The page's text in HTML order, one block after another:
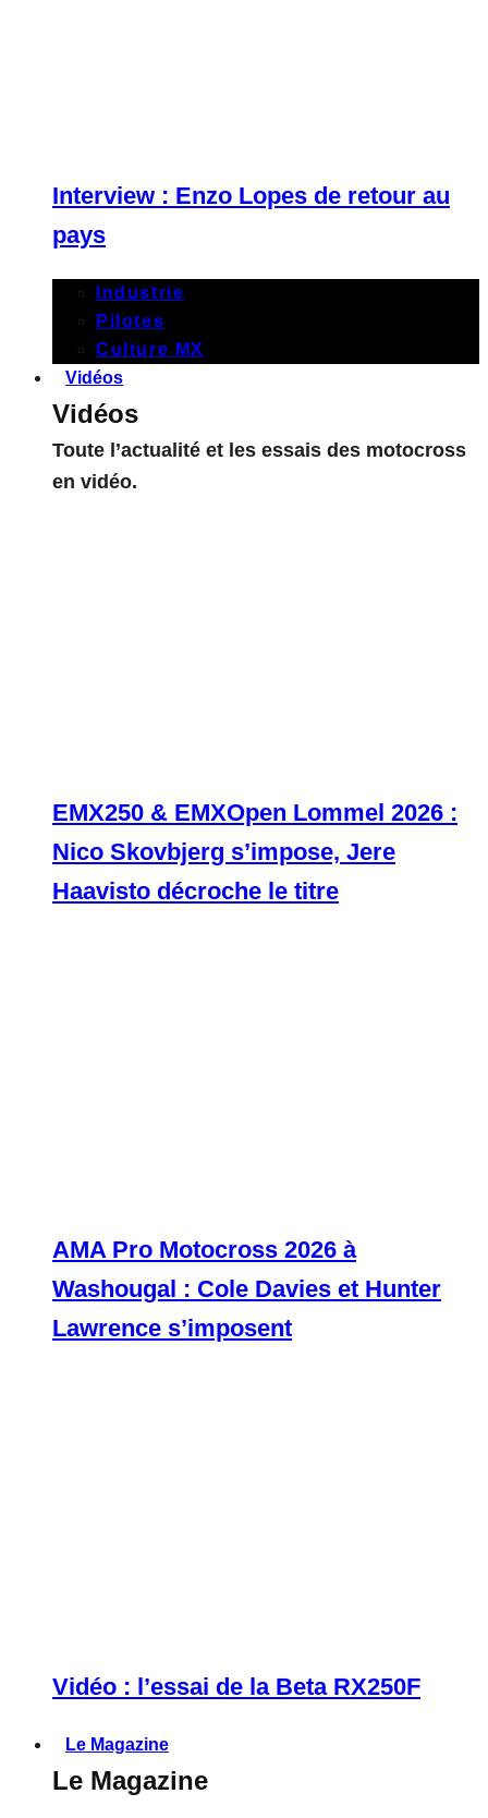
Interview : Enzo Lopes de retour au
pays
Industrie
Pilotes
Culture MX
Vidéos
Vidéos
Toute l’actualité et les essais des motocross
en vidéo.
EMX250 & EMXOpen Lommel 2026 :
Nico Skovbjerg s’impose, Jere
Haavisto décroche le titre
AMA Pro Motocross 2026 à
Washougal : Cole Davies et Hunter
Lawrence s’imposent
Vidéo : l’essai de la Beta RX250F
Le Magazine
Le Magazine